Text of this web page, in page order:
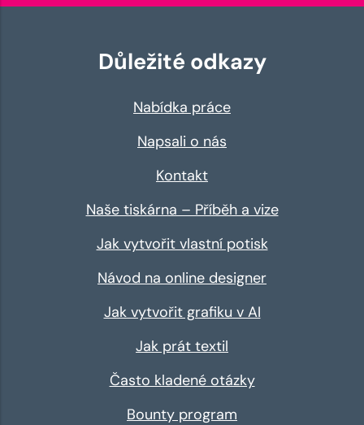
Důležité odkazy
Nabídka práce
Napsali o nás
Kontakt
Naše tiskárna – Příběh a vize
Jak vytvořit vlastní potisk
Návod na online designer
Jak vytvořit grafiku v AI
Jak prát textil
Často kladené otázky
Bounty program